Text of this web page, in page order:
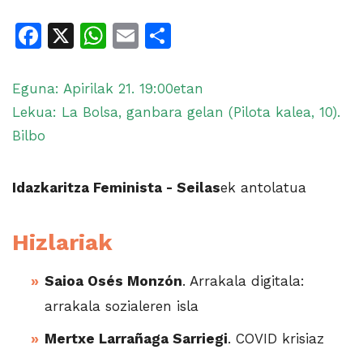
Facebook
X WhatsApp
Email
Eguna: Apirilak 21. 19:00etan
Lekua: La Bolsa, ganbara gelan (Pilota kalea, 10).
Bilbo
Idazkaritza Feminista - Seilasek antolatua
Hizlariak
Saioa Osés Monzón. Arrakala digitala:
arrakala sozialeren isla
Mertxe Larrañaga Sarriegi. COVID krisiaz